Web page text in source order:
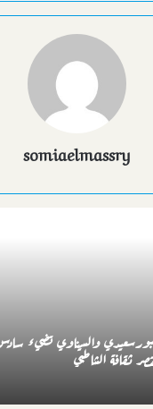
somiaelmassry
والسيناوي تضيء
ثقافة الشاطبي